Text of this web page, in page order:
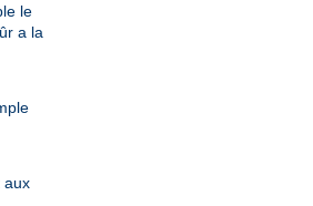
le
a la
aux